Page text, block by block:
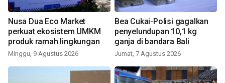
Nusa Dua Eco Market
perkuat ekosistem UMKM
produk ramah lingkungan
Minggu, 9 Agustus 2026
Bea Cukai-Polisi gagalkan
penyelundupan 10,1 kg
ganja di bandara Bali
Jumat, 7 Agustus 2026